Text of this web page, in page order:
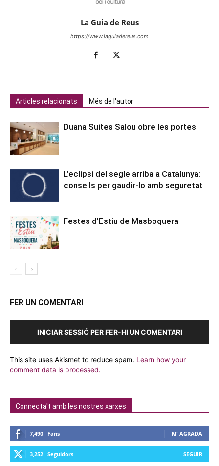
La Guia de Reus
https://www.laguiadereus.com
Articles relacionats Més de l'autor
Duana Suites Salou obre les portes
L’eclipsi del segle arriba a Catalunya:
consells per gaudir-lo amb seguretat
Festes d’Estiu de Masboquera
FER UN COMENTARI
INICIAR SESSIÓ PER FER-HI UN COMENTARI
This site uses Akismet to reduce spam. Learn how your
comment data is processed.
Connecta't amb les nostres xarxes
7,490 Fans M' AGRADA
3,252 Seguidors SEGUIR